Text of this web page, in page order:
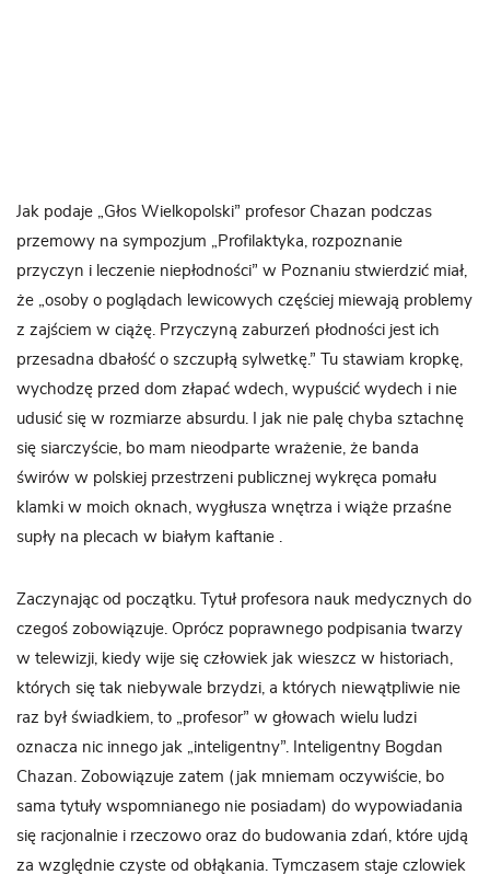
Jak podaje „Głos Wielkopolski” profesor Chazan podczas
przemowy na sympozjum „Profilaktyka, rozpoznanie
przyczyn i leczenie niepłodności” w Poznaniu stwierdzić miał,
że „osoby o poglądach lewicowych częściej miewają problemy
z zajściem w ciążę. Przyczyną zaburzeń płodności jest ich
przesadna dbałość o szczupłą sylwetkę.” Tu stawiam kropkę,
wychodzę przed dom złapać wdech, wypuścić wydech i nie
udusić się w rozmiarze absurdu. I jak nie palę chyba sztachnę
się siarczyście, bo mam nieodparte wrażenie, że banda
świrów w polskiej przestrzeni publicznej wykręca pomału
klamki w moich oknach, wygłusza wnętrza i wiąże przaśne
supły na plecach w białym kaftanie .
Zaczynając od początku. Tytuł profesora nauk medycznych do
czegoś zobowiązuje. Oprócz poprawnego podpisania twarzy
w telewizji, kiedy wije się człowiek jak wieszcz w historiach,
których się tak niebywale brzydzi, a których niewątpliwie nie
raz był świadkiem, to „profesor” w głowach wielu ludzi
oznacza nic innego jak „inteligentny”. Inteligentny Bogdan
Chazan. Zobowiązuje zatem (jak mniemam oczywiście, bo
sama tytuły wspomnianego nie posiadam) do wypowiadania
się racjonalnie i rzeczowo oraz do budowania zdań, które ujdą
za względnie czyste od obłąkania. Tymczasem staje czlowiek